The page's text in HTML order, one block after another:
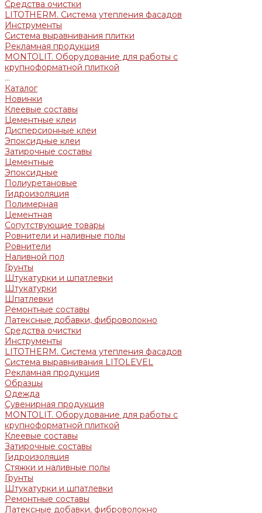
Средства очистки
LITOTHERM. Система утепления фасадов
Инструменты
Система выравнивания плитки
Рекламная продукция
MONTOLIT. Оборудование для работы с
крупноформатной плиткой
...
Каталог
Новинки
Клеевые составы
Цементные клеи
Дисперсионные клеи
Эпоксидные клеи
Затирочные составы
Цементные
Эпоксидные
Полиуретановые
Гидроизоляция
Полимерная
Цементная
Сопутствующие товары
Ровнители и наливные полы
Ровнители
Наливной пол
Грунты
Штукатурки и шпатлевки
Штукатурки
Шпатлевки
Ремонтные составы
Латексные добавки, фиброволокно
Средства очистки
Инструменты
LITOTHERM. Система утепления фасадов
Система выравнивания LITOLEVEL
Рекламная продукция
Образцы
Одежда
Сувенирная продукция
MONTOLIT. Оборудование для работы с
крупноформатной плиткой
Клеевые составы
Затирочные составы
Гидроизоляция
Стяжки и наливные полы
Грунты
Штукатурки и шпатлевки
Ремонтные составы
Латексные добавки, фиброволокно